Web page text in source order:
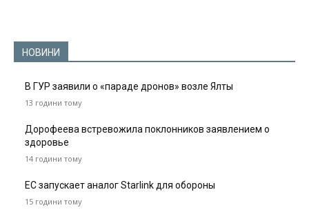
НОВИНИ
В ГУР заявили о «параде дронов» возле Ялты
13 години тому
Дорофеева встревожила поклонников заявлением о
здоровье
14 години тому
ЕС запускает аналог Starlink для обороны
15 години тому